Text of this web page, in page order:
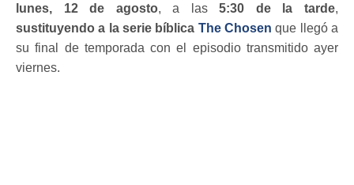
lunes, 12 de agosto, a las5:30 de la tarde,
sustituyendo a la serie bíblica The Chosen que llegó a
su final de temporada con el episodio transmitido ayer
viernes.